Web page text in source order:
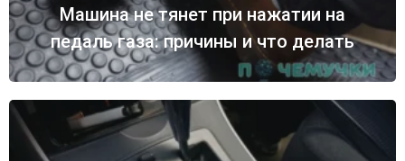
Машина не тянет при нажатии на
педаль газа: причины и что делать